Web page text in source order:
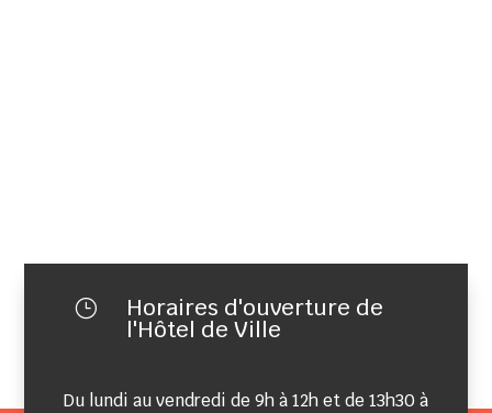
} Horaires d'ouverture de
l'Hôtel de Ville
Du lundi au vendredi de 9h à 12h et de 13h30 à